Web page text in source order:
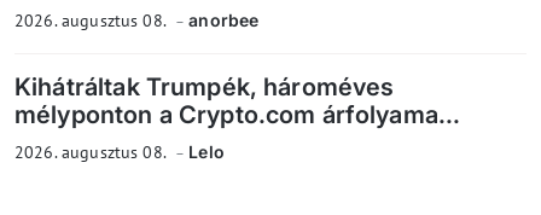
2026. augusztus 08. anorbee
Kihátráltak Trumpék, hároméves
mélyponton a Crypto.com árfolyama...
2026. augusztus 08. Lelo